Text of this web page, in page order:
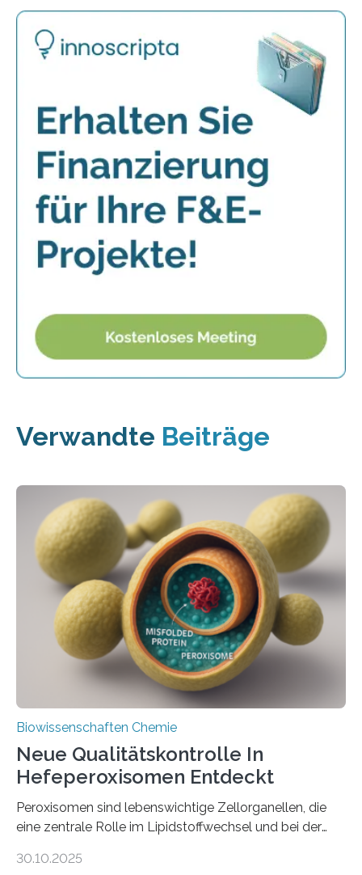
Verwandte Beiträge
Biowissenschaften Chemie
Neue Qualitätskontrolle In
Hefeperoxisomen Entdeckt
Peroxisomen sind lebenswichtige Zellorganellen, die
eine zentrale Rolle im Lipidstoffwechsel und bei der
erfüllen können, müssen zahlreiche Enzyme präzise in
30.10.2025